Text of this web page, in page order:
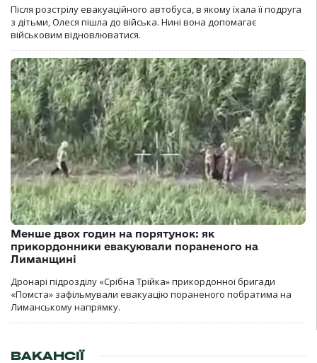
Після розстрілу евакуаційного автобуса, в якому їхала її подруга
з дітьми, Олеся пішла до війська. Нині вона допомагає
військовим відновлюватися.
Менше двох годин на порятунок: як
прикордонники евакуювали пораненого на
Лиманщині
Дронарі підрозділу «Срібна Трійка» прикордонної бригади
«Помста» зафільмували евакуацію пораненого побратима на
Лиманському напрямку.
ВАКАНСІЇ